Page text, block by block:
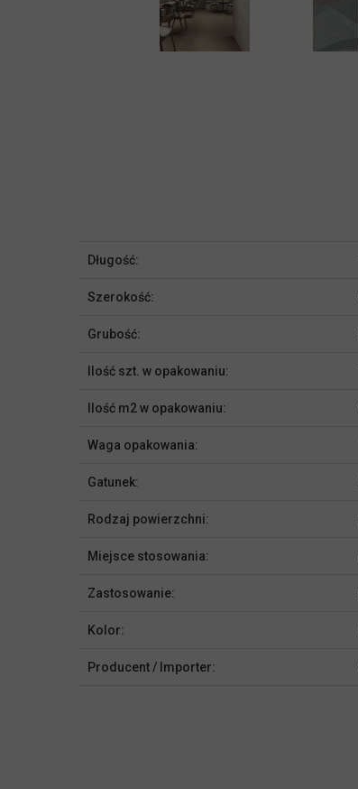
Długość:
Szerokość:
Grubość:
Ilość szt. w opakowaniu:
Ilość m2 w opakowaniu:
Waga opakowania:
Gatunek:
Rodzaj powierzchni:
Miejsce stosowania:
Zastosowanie:
Kolor:
Producent / Importer: